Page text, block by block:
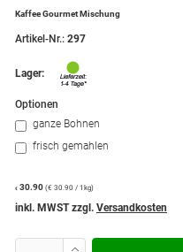
Kaffee Gourmet Mischung
Artikel-Nr.: 297
Lager:
Optionen
ganze Bohnen
frisch gemahlen
€ 30.90 (€ 30.90 / 1kg)
inkl. MWST zzgl. Versandkosten